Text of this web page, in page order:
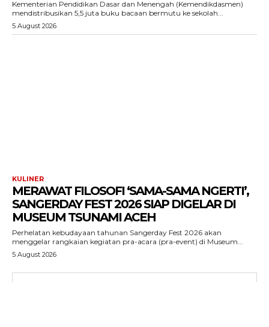
Kementerian Pendidikan Dasar dan Menengah (Kemendikdasmen)
mendistribusikan 5,5 juta buku bacaan bermutu ke sekolah...
5 August 2026
KULINER
MERAWAT FILOSOFI ‘SAMA-SAMA NGERTI’,
SANGERDAY FEST 2026 SIAP DIGELAR DI
MUSEUM TSUNAMI ACEH
Perhelatan kebudayaan tahunan Sangerday Fest 2026 akan
menggelar rangkaian kegiatan pra-acara (pra-event) di Museum...
5 August 2026